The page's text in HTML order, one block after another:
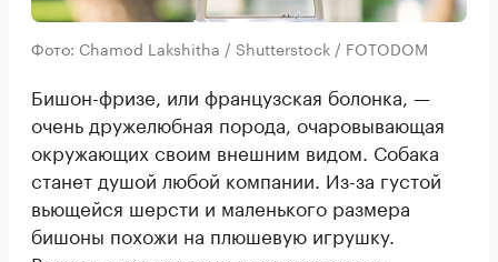
Фото: Chamod Lakshitha / Shutterstock / FOTODOM
Бишон-фризе, или французская болонка, —
очень дружелюбная порода, очаровывающая
окружающих своим внешним видом. Собака
станет душой любой компании. Из-за густой
вьющейся шерсти и маленького размера
бишоны похожи на плюшевую игрушку.